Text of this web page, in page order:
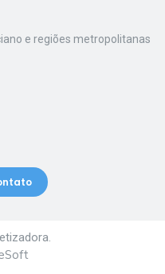
e regiões metropolitanas